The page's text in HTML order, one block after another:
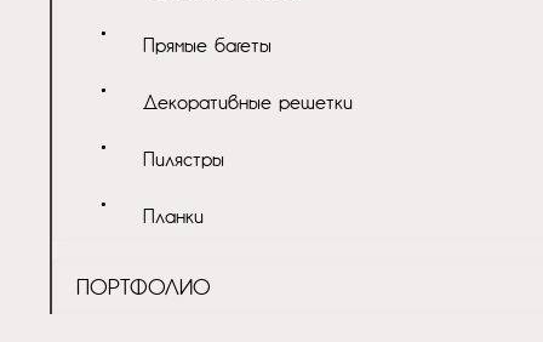
Прямые багеты
Декоративные решетки
Пилястры
Планки
ПОРТФОЛИО